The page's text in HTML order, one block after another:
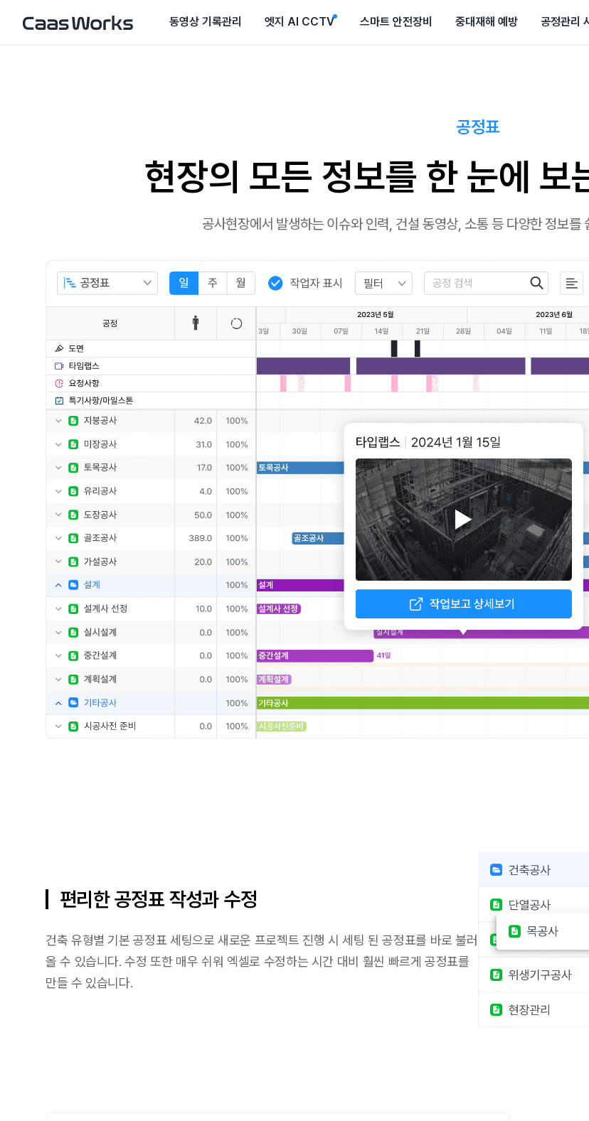
동영상 기록관리 엣지 AI CCTV 스마트 안전장비 중대재해 예방 공정관리
공정표
현장의 모든 정보를 한 눈에 보
공사현장에서 발생하는 이슈와 인력, 건설 동영상, 소통 등 다양한 정보를
편리한 공정표 작성과 수정
건축 유형별 기본 공정표 세팅으로 새로운 프로젝트 진행 시 세팅 된 공정표를 바로 불러
올 수 있습니다. 수정 또한 매우 쉬워 엑셀로 수정하는 시간 대비 훨씬 빠르게 공정표를
만들 수 있습니다.